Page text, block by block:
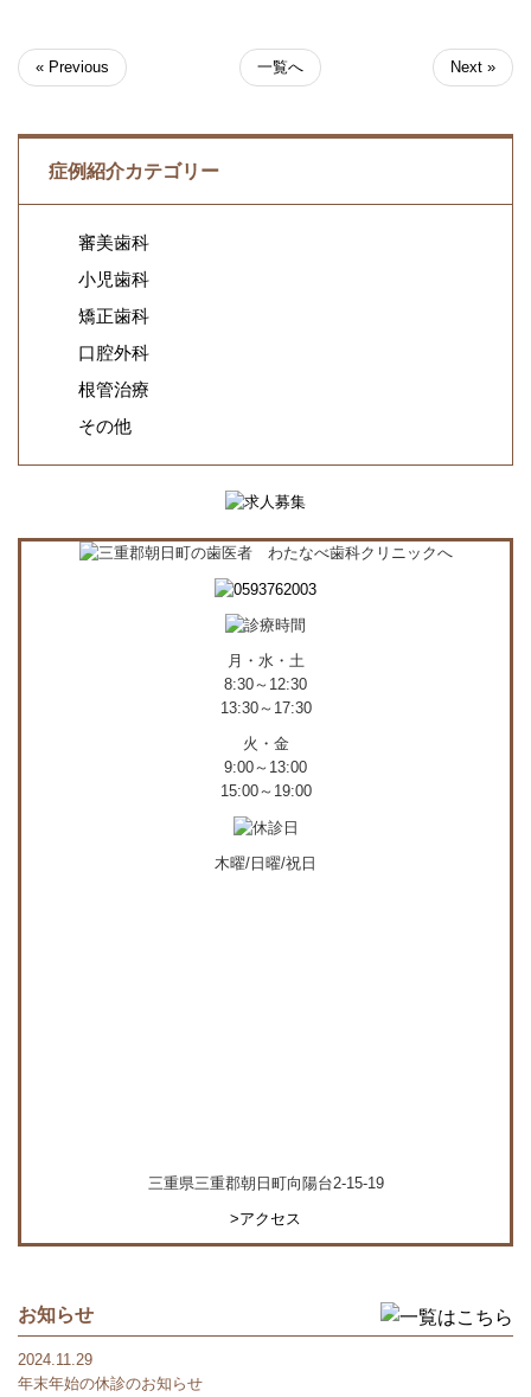
« Previous 一覧へ Next »
症例紹介カテゴリー
審美歯科
小児歯科
矯正歯科
口腔外科
根管治療
その他
月・水・土
8:30～12:30
13:30～17:30
火・金
9:00～13:00
15:00～19:00
木曜/日曜/祝日
三重県三重郡朝日町向陽台2-15-19
>アクセス
お知らせ
2024.11.29
年末年始の休診のお知らせ